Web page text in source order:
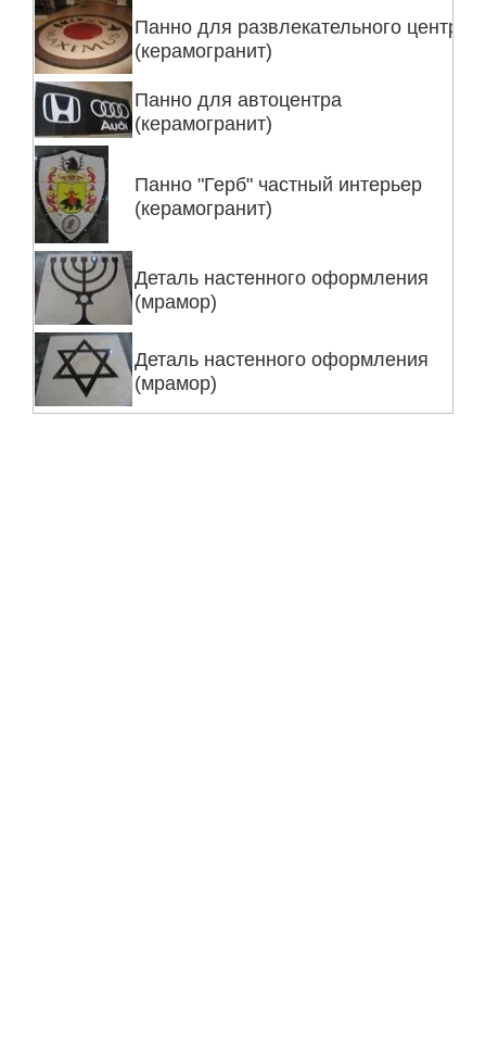
Панно для развлекательного центра
(керамогранит)
Панно для автоцентра
(керамогранит)
Панно "Герб" частный интерьер
(керамогранит)
Деталь настенного оформления
(мрамор)
Деталь настенного оформления
(мрамор)